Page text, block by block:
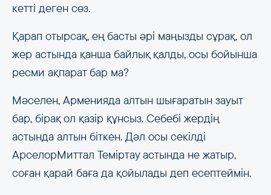
кетті деген сөз.
Қарап отырсақ, ең басты әрі маңызды сұрақ, ол
жер астында қанша байлық қалды, осы бойынша
ресми ақпарат бар ма?
Мәселен, Арменияда алтын шығаратын зауыт
бар, бірақ ол қазір құнсыз. Себебі жердің
астында алтын біткен. Дәл осы секілді
АрселорМиттал Теміртау астында не жатыр,
соған қарай баға да қойылады деп есептеймін.